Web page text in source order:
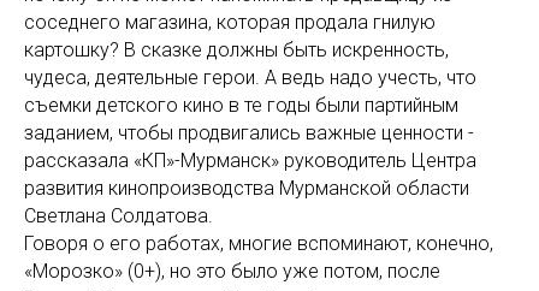
соседнего магазина, которая продала гнилую
картошку? В сказке должны быть искренность,
чудеса, деятельные герои. А ведь надо учесть, что
съемки детского кино в те годы были партийным
заданием, чтобы продвигались важные ценности -
рассказала «КП»-Мурманск» руководитель Центра
развития кинопроизводства Мурманской области
Светлана Солдатова.
Говоря о его работах, многие вспоминают, конечно,
«Морозко» (0+), но это было уже потом, после